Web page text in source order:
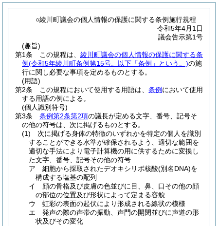
○綾川町議会の個人情報の保護に関する条例施行規程
令和5年4月1日
議会告示第1号
(趣旨)
第1条
この規程は、 綾川町議会の個人情報の保護に関する条
例(令和5年綾川町条例第15号。以下「条例」という。)の施
行に関し必要な事項を定めるものとする。
(用語)
第2条
この規程において使用する用語は、 条例 において使用
する用語の例による。
(個人識別符号)
第3条
条例第2条第2項の議長が定める文字、番号、記号そ
の他の符号は、次に掲げるものとする。
(1)
次に掲げる身体の特徴のいずれかを特定の個人を識別
することができる水準が確保されるよう、適切な範囲を
適切な手法により電子計算機の用に供するために変換し
た文字、番号、記号その他の符号
ア
細胞から採取されたデオキシリボ核酸(別名DNA)を
構成する塩基の配列
イ
顔の骨格及び皮膚の色並びに目、鼻、口その他の顔
の部位の位置及び形状によって定まる容貌
ウ
虹彩の表面の起伏により形成される線状の模様
エ
発声の際の声帯の振動、声門の開閉並びに声道の形
状及びその変化